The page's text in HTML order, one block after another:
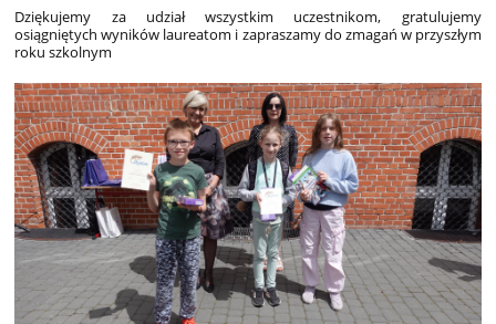
Dziękujemy za udział wszystkim uczestnikom, gratulujemy
osiągniętych wyników laureatom i zapraszamy do zmagań w przyszłym
roku szkolnym